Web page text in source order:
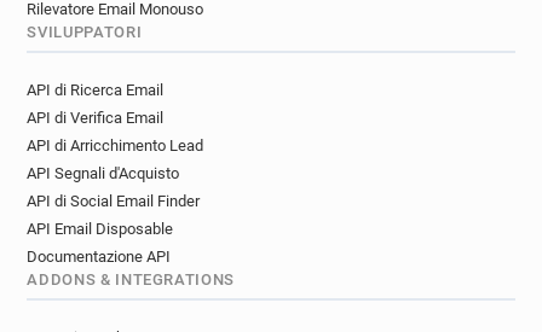
Rilevatore Email Monouso
SVILUPPATORI
API di Ricerca Email
API di Verifica Email
API di Arricchimento Lead
API Segnali d'Acquisto
API di Social Email Finder
API Email Disposable
Documentazione API
ADDONS & INTEGRATIONS